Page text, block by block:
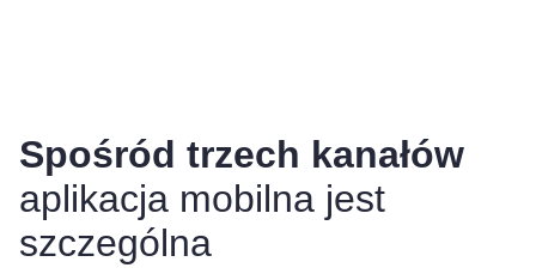
Spośród trzech kanałów
aplikacja mobilna jest
szczególna